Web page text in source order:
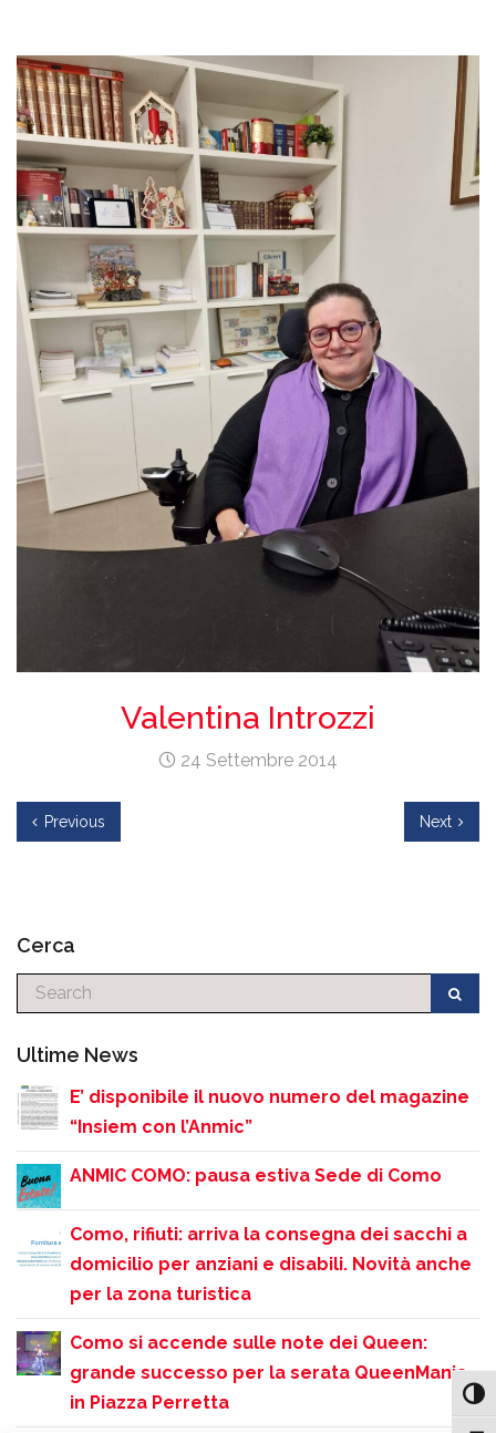
Valentina Introzzi
24 Settembre 2014
Previous Next
Cerca
Cerca
Ultime News
E’ disponibile il nuovo numero del magazine
“Insiem con l’Anmic”
ANMIC COMO: pausa estiva Sede di Como
Como, rifiuti: arriva la consegna dei sacchi a
domicilio per anziani e disabili. Novità anche
per la zona turistica
Como si accende sulle note dei Queen:
grande successo per la serata QueenMania
in Piazza Perretta